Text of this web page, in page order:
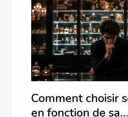
Comment choisir
en fonction de sa